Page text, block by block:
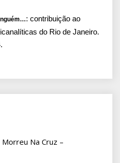
: contribuição ao
do Rio de Janeiro.
Na Cruz –